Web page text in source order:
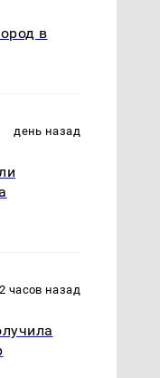
в
день назад
часов назад